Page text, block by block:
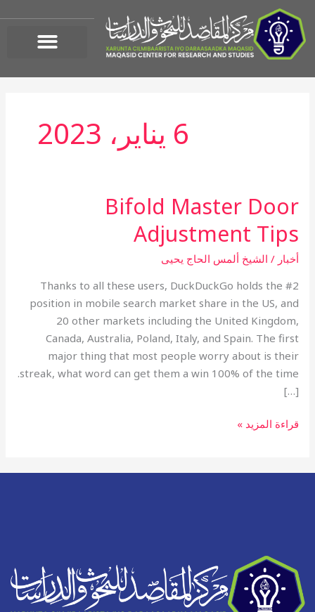
إلى
المحتوى
6 يناير، 2023
Bifold Master Door
Adjustment Tips
أخبار / الشيخ ألمس الحاج يحيى
Thanks to all these users, DuckDuckGo holds the #2
position in mobile search market share in the US, and
20 other markets including the United Kingdom,
Canada, Australia, Poland, Italy, and Spain. The first
major thing that most people worry about is their
streak, what word can get them a win 100% of the time.
[…]
Bifold
Master
Door
Adjustment
Tips
قراءة المزيد »